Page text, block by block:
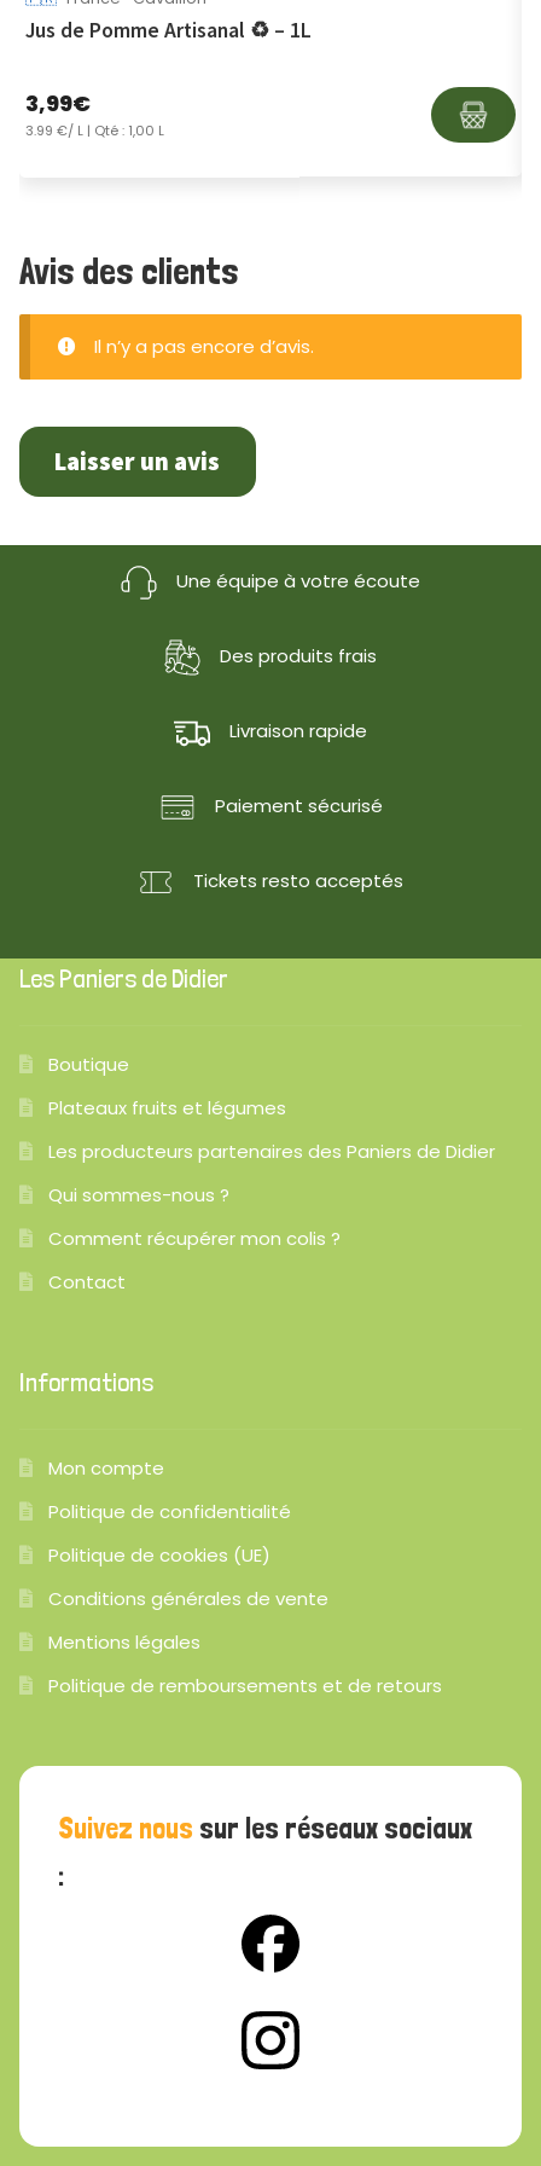
Jus de Pomme Artisanal ♻ – 1L
3,99€
3.99 €/ L| Qté : 1,00 L
Avis des clients
Il n’y a pas encore d’avis.
Laisser un avis
Une équipe à votre écoute
Des produits frais
Livraison rapide
Paiement sécurisé
Tickets resto acceptés
Les Paniers de Didier
Boutique
Plateaux fruits et légumes
Les producteurs partenaires des Paniers de Didier
Qui sommes-nous ?
Comment récupérer mon colis ?
Contact
Informations
Mon compte
Politique de confidentialité
Politique de cookies (UE)
Conditions générales de vente
Mentions légales
Politique de remboursements et de retours
Suivez nous sur les réseaux sociaux
: